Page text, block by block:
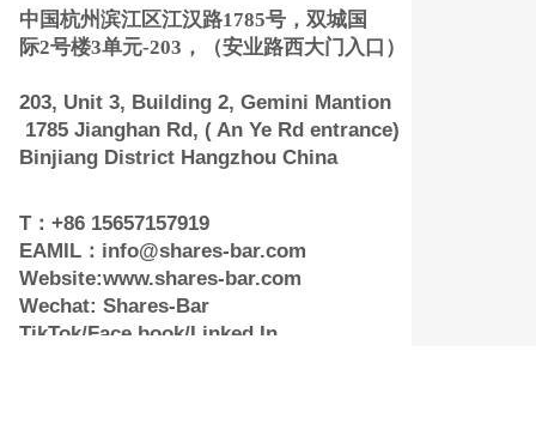
中国杭州滨江区江汉路1785号，双城国
际2号楼3单元-203，（安业路西大门入口）
203, Unit 3, Building 2, Gemini Mantion
1785 Jianghan Rd, ( An Ye Rd entrance)
Binjiang District Hangzhou China
T：+86 15657157919
EAMIL：info@shares-bar.com
Website:www.shares-bar.com
Wechat: Shares-Bar
TikTok/Face book/Linked In